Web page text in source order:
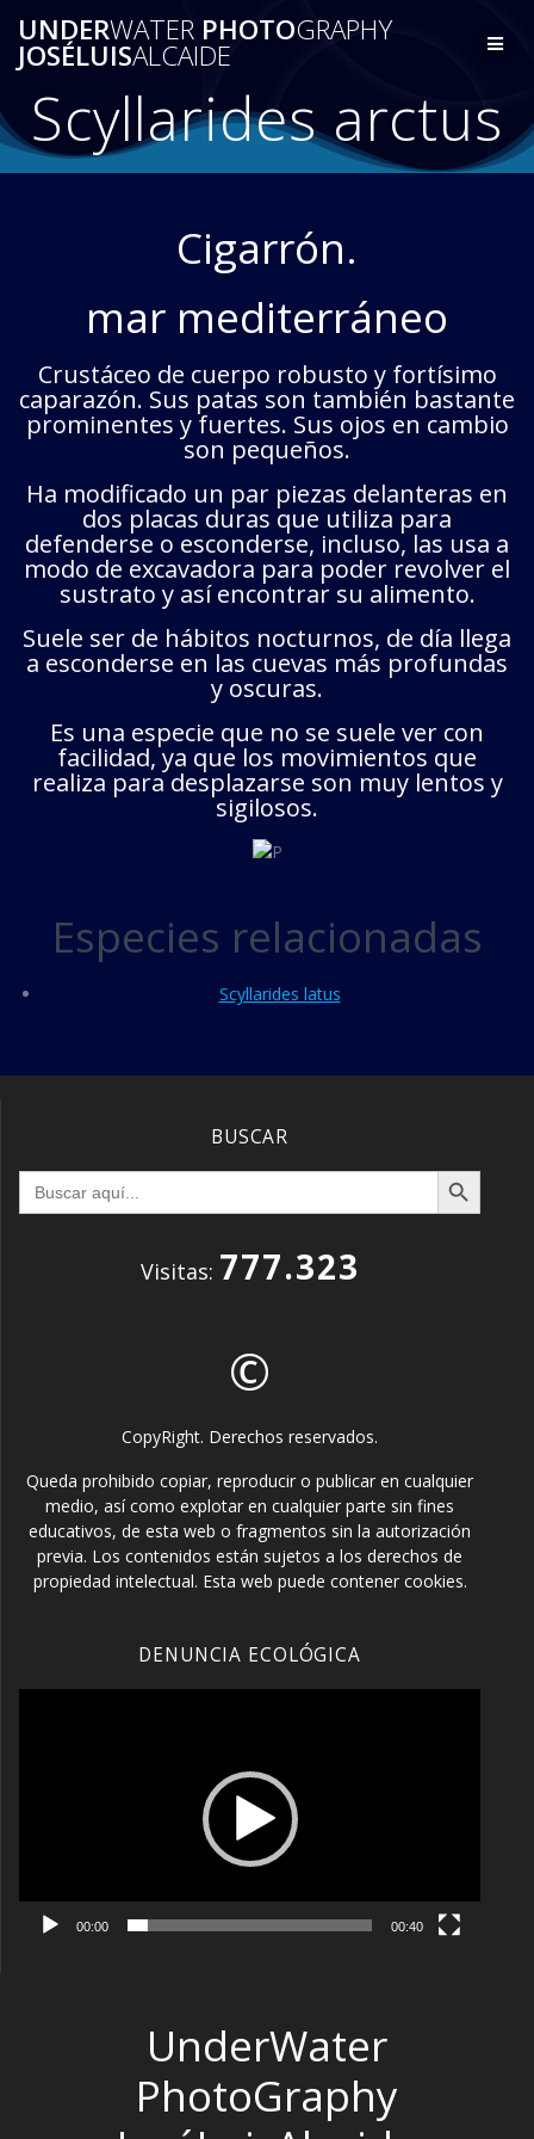
al
UNDERWATER PHOTOGRAPHY
JOSÉLUISALCAIDE
Scyllarides arctus
Cigarrón.
mar mediterráneo
Crustáceo de cuerpo robusto y fortísimo
caparazón. Sus patas son también bastante
prominentes y fuertes. Sus ojos en cambio
son pequeños.
Ha modificado un par piezas delanteras en
dos placas duras que utiliza para
defenderse o esconderse, incluso, las usa a
modo de excavadora para poder revolver el
sustrato y así encontrar su alimento.
Suele ser de hábitos nocturnos, de día llega
a esconderse en las cuevas más profundas
y oscuras.
Es una especie que no se suele ver con
facilidad, ya que los movimientos que
realiza para desplazarse son muy lentos y
sigilosos.
Especies relacionadas
Scyllarides latus
BUSCAR
Buscar: Botón de búsqueda
Visitas: 777.323
©
CopyRight. Derechos reservados.
Queda prohibido copiar, reproducir o publicar en cualquier
medio, así como explotar en cualquier parte sin fines
educativos, de esta web o fragmentos sin la autorización
previa. Los contenidos están sujetos a los derechos de
propiedad intelectual. Esta web puede contener cookies.
DENUNCIA ECOLÓGICA
00:00 00:40
UnderWater
PhotoGraphy